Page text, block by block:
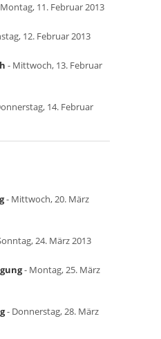
11. Februar 2013
12. Februar 2013
- Mittwoch, 13. Februar
14. Februar
- Mittwoch, 20. März
24. März 2013
- Montag, 25. März
- Donnerstag, 28. März